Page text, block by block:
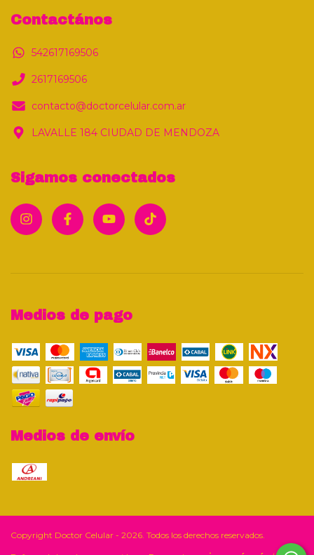
Contactános
542617169506
2617169506
contacto@doctorcelular.com.ar
LAVALLE 184 CIUDAD DE MENDOZA
Sigamos conectados
Medios de pago
Medios de envío
Copyright Doctor Celular - 2026. Todos los derechos reservados.